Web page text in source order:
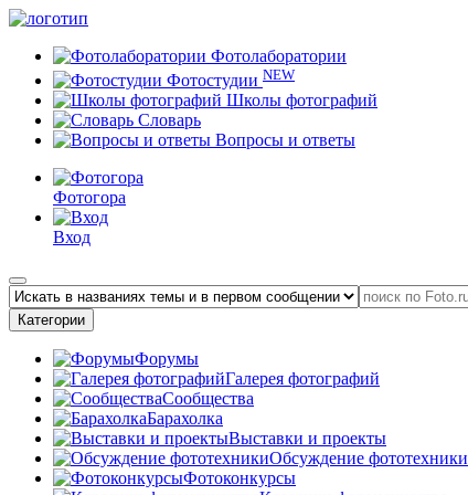
Фотолаборатории
Фотостудии NEW
Школы фотографий
Словарь
Вопросы и ответы
Фотогора
Вход
Категории
Форумы
Галерея фотографий
Сообщества
Барахолка
Выставки и проекты
Обсуждение фототехники
Фотоконкурсы